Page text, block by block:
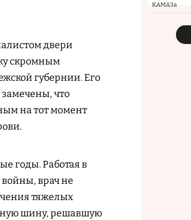
двери
скромным
губернии. Его
что
на тот момент
годы. Работая в
войны, врач не
тяжелых
шину, решавшую
КАМАЗа